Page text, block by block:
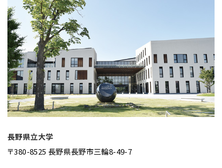
長野県立大学
〒380-8525 長野県長野市三輪8-49-7